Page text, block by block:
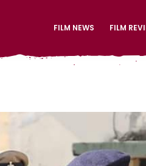
FILM NEWS FILM